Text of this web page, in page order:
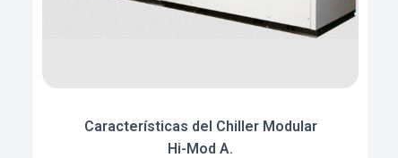
Características del Chiller Modular
Hi-Mod A.